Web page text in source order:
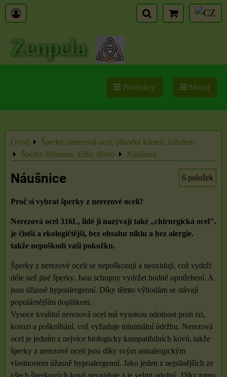
Zenpela
Produkty Menu
Úvod
Šperky, nerezová ocel, přírodní kámen, bižuterie
Šperky bižuterie, kůže, dřevo
Náušnice
Náušnice 6 položek
Proč si vybrat šperky z nerezové oceli?
Nerezová ocel 316L, lidé ji nazývají také „chirurgická ocel".
je čistší a ekologičtější, bez obsahu niklu a bez alergie.
takže nepoškodí vaši pokožku.
Šperky z nerezové oceli se nepoškozují a neoxidují, což vydrží
déle než jiné šperky. Jsou schopny vydržet hodně opotřebení. A
jsou úžasně hypoalergenní. Díky těmto výhodám se stávají
populárnějším doplňkem.
Vysoce kvalitní nerezová ocel má vysokou odolnost proti rzi,
korozi a poškrábání, což vyžaduje minimální údržbu. Nerezová
ocel je jedním z nejvíce biologicky kompatibilních kovů, takže
šperky z nerezové oceli jsou díky svým antialergickým
vlastnostem úžasně hypoalergenní. Jako jeden z nejsilnějších ze
všech šperkových kovů neoxiduje a je velmi odolný. Díky tomu